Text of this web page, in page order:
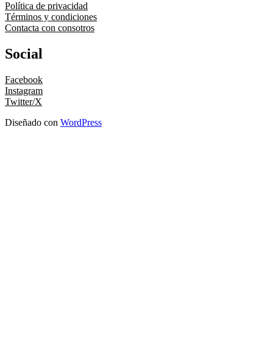
Política de privacidad
Términos y condiciones
Contacta con consotros
Social
Facebook
Instagram
Twitter/X
Diseñado con WordPress